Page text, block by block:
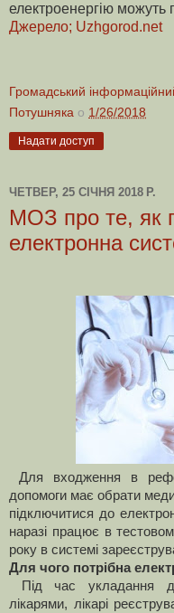
електроенергію можуть
Джерело; Uzhgorod.net
Громадський
Потушняка о 1/26/2018
Надати доступ
ЧЕТВЕР, 25 СІЧНЯ 2018 Р.
МОЗ про те, як
електронна
Для входження в
допомоги має обрати
підключитися до
наразі працює в
року в системі
Для чого потрібна
Під час укладання
лікарями, лікарі